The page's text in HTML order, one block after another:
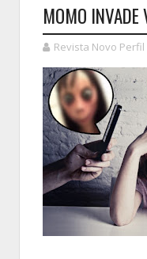
MOMO
Revista Novo Perfil